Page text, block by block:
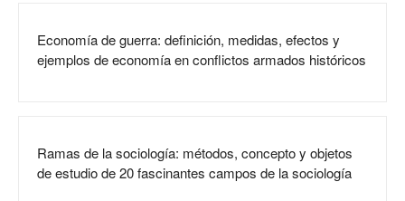
Economía de guerra: definición, medidas, efectos y
ejemplos de economía en conflictos armados históricos
Ramas de la sociología: métodos, concepto y objetos
de estudio de 20 fascinantes campos de la sociología